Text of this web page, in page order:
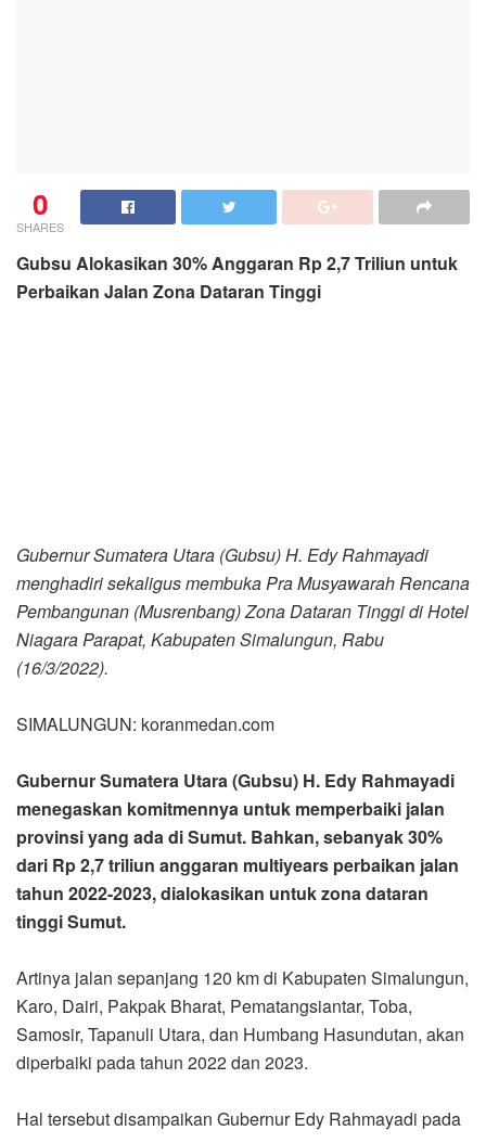
0
SHARES
Gubsu Alokasikan 30% Anggaran Rp 2,7 Triliun untuk
Perbaikan Jalan Zona Dataran Tinggi
Gubernur Sumatera Utara (Gubsu) H. Edy Rahmayadi
menghadiri sekaligus membuka Pra Musyawarah Rencana
Pembangunan (Musrenbang) Zona Dataran Tinggi di Hotel
Niagara Parapat, Kabupaten Simalungun, Rabu
(16/3/2022).
SIMALUNGUN: koranmedan.com
Gubernur Sumatera Utara (Gubsu) H. Edy Rahmayadi
menegaskan komitmennya untuk memperbaiki jalan
provinsi yang ada di Sumut. Bahkan, sebanyak 30%
dari Rp 2,7 triliun anggaran multiyears perbaikan jalan
tahun 2022-2023, dialokasikan untuk zona dataran
tinggi Sumut.
Artinya jalan sepanjang 120 km di Kabupaten Simalungun,
Karo, Dairi, Pakpak Bharat, Pematangsiantar, Toba,
Samosir, Tapanuli Utara, dan Humbang Hasundutan, akan
diperbaiki pada tahun 2022 dan 2023.
Hal tersebut disampaikan Gubernur Edy Rahmayadi pada